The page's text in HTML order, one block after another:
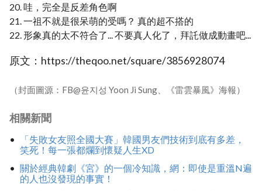
20. 哇，完全是反差角色啊
21. 一祖不就是很呆萌的受嗎？ 真的超不搭的
22. 形象真的太不符合了... 不要真人化了，拜託做成動畫吧...
原文：https://theqoo.net/square/3856928074
（封面圖源：FB@윤지성 Yoon Ji Sung、《雷雲暴風》海報）
相關新聞
「失敗女友照全國大賽」韓國男友們技術到底有多差，
笑死！每一張都爛到懷疑人生XD
關於經典韓劇《宮》的一個冷知識，網：即使是重溫N遍
的人也沒發現的事實！